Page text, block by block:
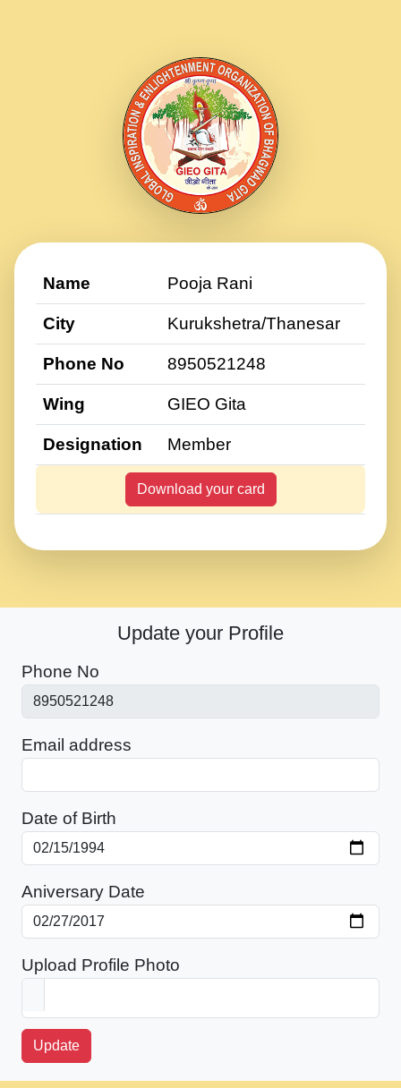
Name Pooja Rani
City Kurukshetra/Thanesar
Phone No 8950521248
Wing GIEO Gita
Designation Member
Download your card
Update your Profile
Phone No
Email address
Date of Birth
Aniversary Date
Upload Profile Photo
Update